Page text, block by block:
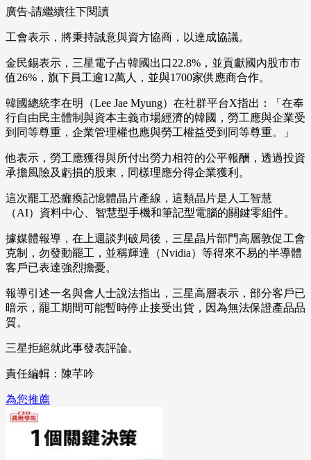
廣告-請繼續往下閱讀
工會表示，將秉持誠意與資方協商，以達成協議。
金民錫表示，三星電子占韓國出口22.8%，並貢獻國內股市市
值26%，旗下員工逾12萬人，並與1700家供應商合作。
韓國總統李在明（Lee Jae Myung）在社群平台X指出：「在奉
行自由民主體制與資本主義市場經濟的韓國，勞工應與企業受
到同等尊重，企業管理權也應與勞工權益受到同等尊重。」
他表示，勞工應獲得與所付出勞力相符的公平報酬，透過投資
承擔風險及虧損的股東，同樣理應分得企業獲利。
這次罷工恐癱瘓記憶體晶片產線，這類晶片是人工智慧
（AI）資料中心、智慧型手機和筆記型電腦的關鍵零組件。
據媒體報導，在上週談判破局後，三星晶片部門高層敦促工會
克制，勿發動罷工，並稱輝達（Nvidia）等得來不易的半導體
客戶已表達強烈擔憂。
報導引述一名與會人士說法指出，三星高層表示，部分客戶已
暗示，罷工期間可能暫時停止接受出貨，因為無法保證產品品
質。
三星拒絕就此事發表評論。
責任編輯：陳芊吟
為您推薦